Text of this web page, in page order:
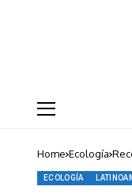
Home Ecología
ECOLOGÍA